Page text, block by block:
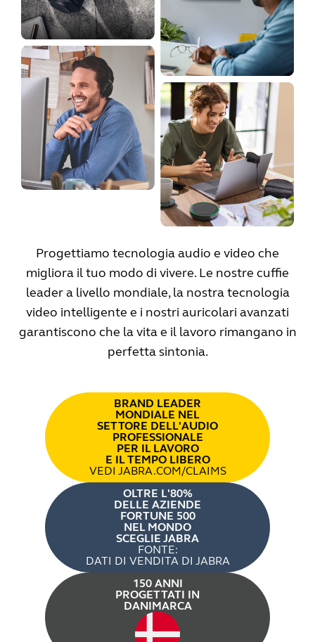
Progettiamo tecnologia audio e video che
migliora il tuo modo di vivere. Le nostre cuffie
leader a livello mondiale, la nostra tecnologia
video intelligente e i nostri auricolari avanzati
garantiscono che la vita e il lavoro rimangano in
perfetta sintonia.
BRAND LEADER
MONDIALE NEL
SETTORE DELL'AUDIO
PROFESSIONALE
PER IL LAVORO
E IL TEMPO LIBERO
VEDI JABRA.COM/CLAIMS
OLTRE L'80%
DELLE AZIENDE
FORTUNE 500
NEL MONDO
SCEGLIE JABRA
FONTE:
DATI DI VENDITA DI JABRA
150 ANNI
PROGETTATI IN
DANIMARCA